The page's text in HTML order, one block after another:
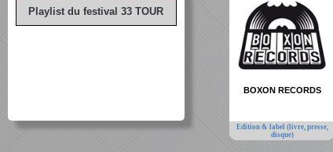
Playlist du festival 33 TOUR
BOXON RECORDS
Edition & label (livre, presse,
disque)